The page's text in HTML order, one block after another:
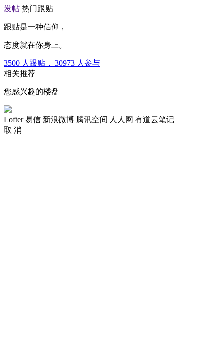
发帖 热门跟贴
跟贴是一种信仰，
态度就在你身上。
3500 人跟贴， 30973 人参与
相关推荐
您感兴趣的楼盘
Lofter 易信 新浪微博 腾讯空间 人人网 有道云笔记
取 消